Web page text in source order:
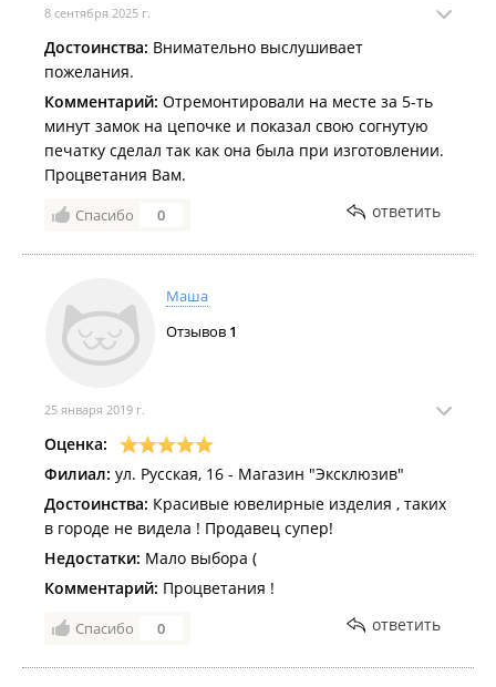
8 сентября 2025 г.
Достоинства: Внимательно выслушивает
пожелания.
Комментарий: Отремонтировали на месте за 5-ть
минут замок на цепочке и показал свою согнутую
печатку сделал так как она была при изготовлении.
Процветания Вам.
Спасибо 0 ответить
Маша
Отзывов 1
25 января 2019 г.
Оценка:
Филиал: ул. Русская, 16 - Магазин "Эксклюзив"
Достоинства: Красивые ювелирные изделия , таких
в городе не видела ! Продавец супер!
Недостатки: Мало выбора (
Комментарий: Процветания !
Спасибо 0 ответить